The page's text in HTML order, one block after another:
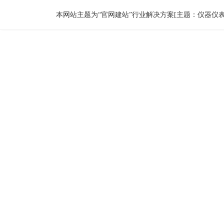
本网站主题为“官网建站”行业解决方案[主题：仪器仪